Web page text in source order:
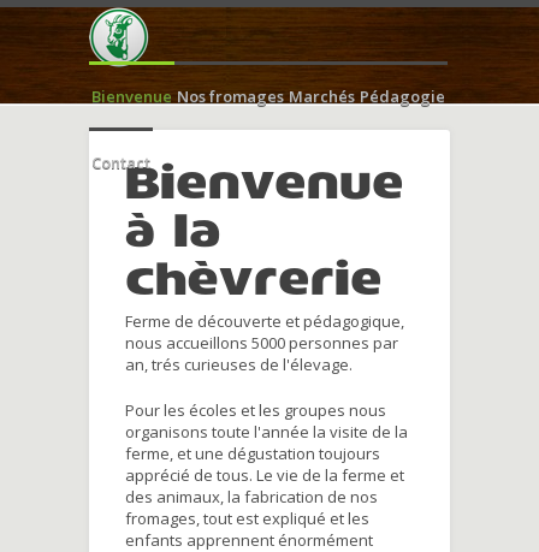
Bienvenue Nos fromages Marchés Pédagogie
ContactBienvenue
à la
chèvrerie
Ferme de découverte et pédagogique,
nous accueillons 5000 personnes par
an, trés curieuses de l'élevage.
Pour les écoles et les groupes nous
organisons toute l'année la visite de la
ferme, et une dégustation toujours
apprécié de tous. Le vie de la ferme et
des animaux, la fabrication de nos
fromages, tout est expliqué et les
enfants apprennent énormément